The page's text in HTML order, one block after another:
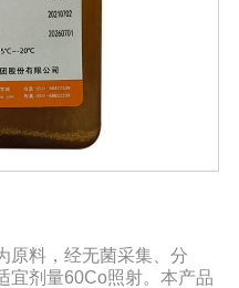
原料，经无菌采集、分
宜剂量60Co照射。本产品